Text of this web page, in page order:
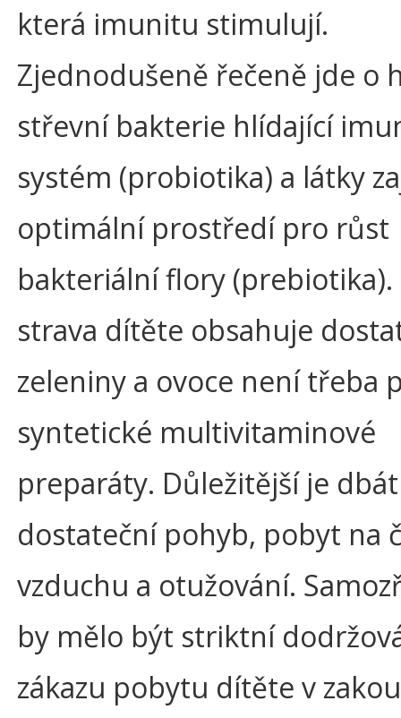
která imunitu stimulují.
Zjednodušeně řečeně jde o
střevní bakterie hlídající
systém (probiotika) a látky
optimální prostředí pro růst
bakteriální flory (prebiotika).
strava dítěte obsahuje
zeleniny a ovoce není třeba
syntetické multivitaminové
preparáty. Důležitější je
dostateční pohyb, pobyt na
vzduchu a otužování.
by mělo být striktní
zákazu pobytu dítěte v